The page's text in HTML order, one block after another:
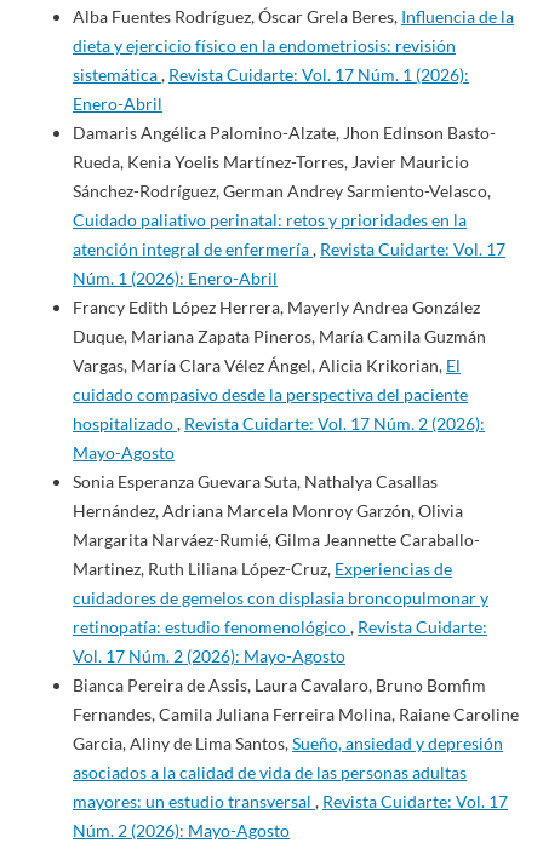
Alba Fuentes Rodríguez, Óscar Grela Beres, Influencia de la
dieta y ejercicio físico en la endometriosis: revisión
sistemática, Revista Cuidarte: Vol. 17 Núm. 1 (2026):
Enero-Abril
Damaris Angélica Palomino-Alzate, Jhon Edinson Basto-
Rueda, Kenia Yoelis Martínez-Torres, Javier Mauricio
Sánchez-Rodríguez, German Andrey Sarmiento-Velasco,
Cuidado paliativo perinatal: retos y prioridades en la
atención integral de enfermería, Revista Cuidarte: Vol. 17
Núm. 1 (2026): Enero-Abril
Francy Edith López Herrera, Mayerly Andrea González
Duque, Mariana Zapata Pineros, María Camila Guzmán
Vargas, María Clara Vélez Ángel, Alicia Krikorian, El
cuidado compasivo desde la perspectiva del paciente
hospitalizado, Revista Cuidarte: Vol. 17 Núm. 2 (2026):
Mayo-Agosto
Sonia Esperanza Guevara Suta, Nathalya Casallas
Hernández, Adriana Marcela Monroy Garzón, Olivia
Margarita Narváez-Rumié, Gilma Jeannette Caraballo-
Martinez, Ruth Liliana López-Cruz, Experiencias de
cuidadores de gemelos con displasia broncopulmonar y
retinopatía: estudio fenomenológico, Revista Cuidarte:
Vol. 17 Núm. 2 (2026): Mayo-Agosto
Bianca Pereira de Assis, Laura Cavalaro, Bruno Bomfim
Fernandes, Camila Juliana Ferreira Molina, Raiane Caroline
Garcia, Aliny de Lima Santos,Sueño, ansiedad y depresión
asociados a la calidad de vida de las personas adultas
mayores: un estudio transversal , Revista Cuidarte: Vol. 17
Núm. 2 (2026): Mayo-Agosto